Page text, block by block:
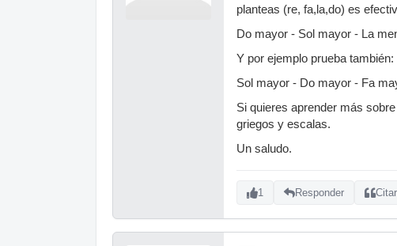
planteas (re, fa,la,do) es
Do mayor - Sol mayor - La
Y por ejemplo prueba también:
Sol mayor - Do mayor - Fa
Si quieres aprender más
griegos y escalas.
Un saludo.
1 Responder Citar